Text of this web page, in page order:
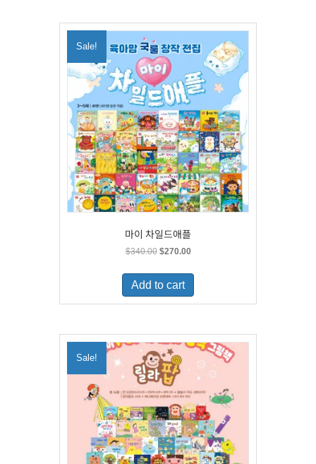
Sale!
마이 차일드애플
$340.00 Original
was:
$340.00.
$270.00Current
is:
Add to cart
Sale!